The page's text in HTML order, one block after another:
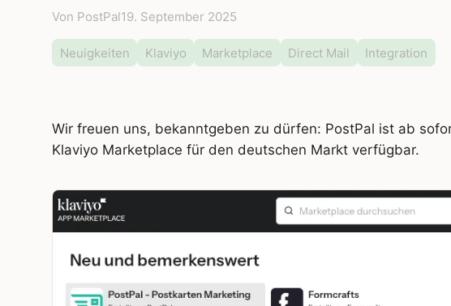
Von PostPal19. September 2025
Neuigkeiten Klaviyo Marketplace Direct Mail Integration
Wir freuen uns, bekanntgeben zu dürfen: PostPal ist ab
Klaviyo Marketplace für den deutschen Markt verfügbar.